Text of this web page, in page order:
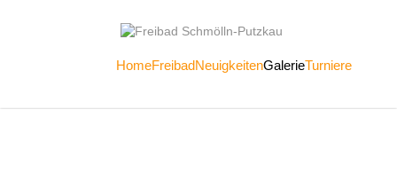
HomeFreibadNeuigkeitenGalerieTurniere